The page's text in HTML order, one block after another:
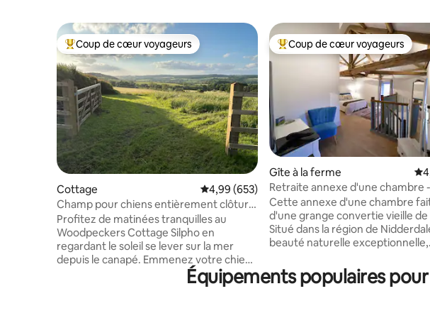
Coups de cœur voyageurs les plus appréciés
Coup de cœur voyageurs
Cottage Évaluation moyenne sur la base de 653
4,99 (653)
Champ pour chiens entièrement clôturé,
vue sur la mer et promenades en forêt
Profitez de matinées tranquilles au
Woodpeckers Cottage Silpho en
regardant le soleil se lever sur la mer
depuis le canapé. Emmenez votre chien
dans le champ (entièrement à votre
disposition tout au long de votre séjour).
Coups de cœur voyageurs les
Coup de cœur voyageurs
Gîte à la ferme
Retraite annexe d'une chambre
une ferme en activité
Cette annexe d'une chambre
d'une grange convertie vieille de
Situé dans la région de
beauté naturelle exceptionnelle,
accès privé et d'un jardin avec
À l'intérieur, l'annexe peut
Équipements populaires